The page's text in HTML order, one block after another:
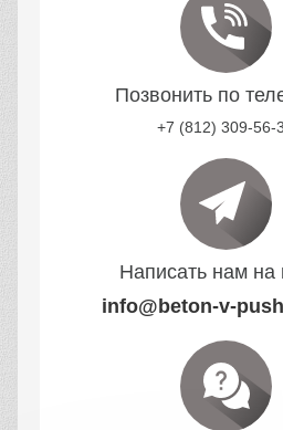
Позвонить по
+7 (812) 309-56-
Написать нам на
info@beton-v-